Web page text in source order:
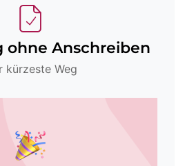
ohne Anschreiben
kürzeste Weg